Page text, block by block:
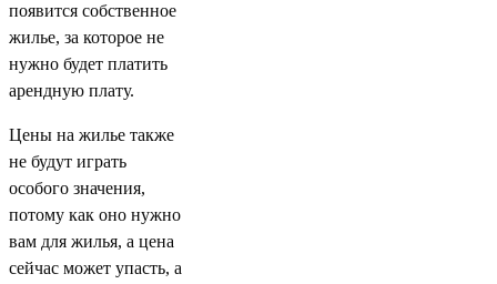
появится собственное
жилье, за которое не
нужно будет платить
арендную плату.
Цены на жилье также
не будут играть
особого значения,
потому как оно нужно
вам для жилья, а цена
сейчас может упасть, а